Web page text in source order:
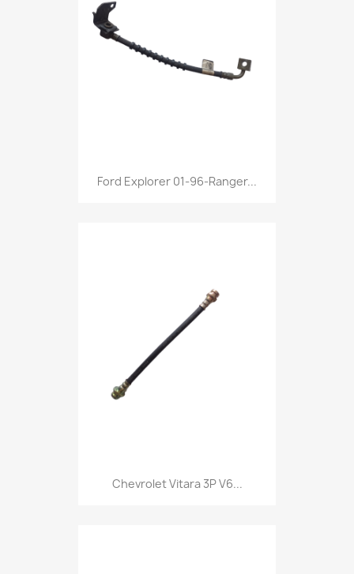
Ford Explorer 01-96-Ranger...
Chevrolet Vitara 3P V6...